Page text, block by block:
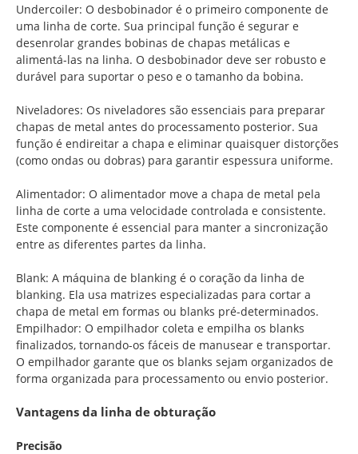
Undercoiler: O desbobinador é o primeiro componente de
uma linha de corte. Sua principal função é segurar e
desenrolar grandes bobinas de chapas metálicas e
alimentá-las na linha. O desbobinador deve ser robusto e
durável para suportar o peso e o tamanho da bobina.
Niveladores: Os niveladores são essenciais para preparar
chapas de metal antes do processamento posterior. Sua
função é endireitar a chapa e eliminar quaisquer distorções
(como ondas ou dobras) para garantir espessura uniforme.
Alimentador: O alimentador move a chapa de metal pela
linha de corte a uma velocidade controlada e consistente.
Este componente é essencial para manter a sincronização
entre as diferentes partes da linha.
Blank: A máquina de blanking é o coração da linha de
blanking. Ela usa matrizes especializadas para cortar a
chapa de metal em formas ou blanks pré-determinados.
Empilhador: O empilhador coleta e empilha os blanks
finalizados, tornando-os fáceis de manusear e transportar.
O empilhador garante que os blanks sejam organizados de
forma organizada para processamento ou envio posterior.
Vantagens da linha de obturação
Precisão